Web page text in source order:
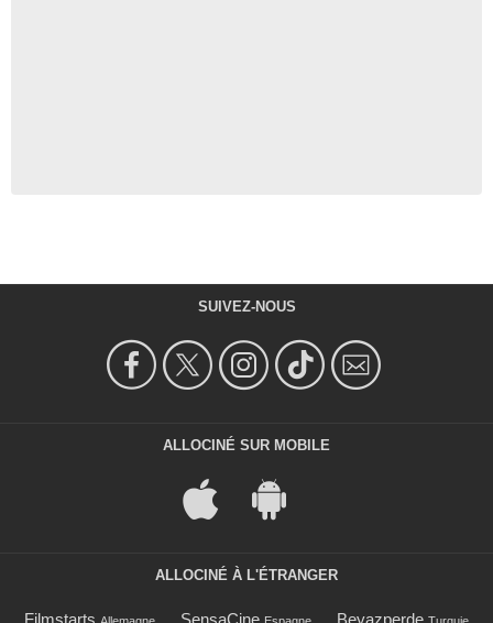
SUIVEZ-NOUS
ALLOCINÉ SUR MOBILE
ALLOCINÉ À L'ÉTRANGER